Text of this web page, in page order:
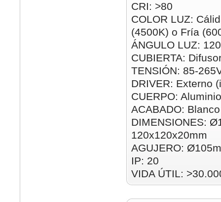
CRI: >80
COLOR LUZ:
(4500K) o Fría
ÁNGULO LUZ:
CUBIERTA:
TENSIÓN: 85-
DRIVER: Externo
CUERPO: Aluminio
ACABADO: Blanco
DIMENSIONES:
120x120x20mm
AGUJERO:
IP: 20
VIDA ÚTIL: